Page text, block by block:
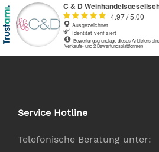
Service Hotline
Telefonische Beratung unter: